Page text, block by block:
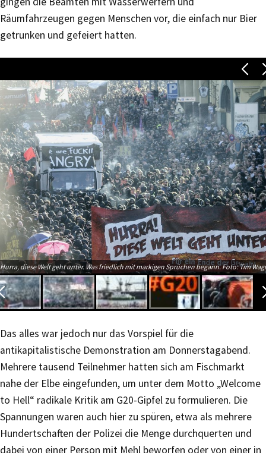
Räumfahrzeugen gegen Menschen vor, die einfach nur Bier
getrunken und gefeiert hatten.
Hurra, diese Welt geht unter. Was friedlich mit markigen Sprüchen begann. Foto: Tim
Das alles war jedoch nur das Vorspiel für die
antikapitalistische Demonstration am Donnerstagabend.
Mehrere tausend Teilnehmer hatten sich am Fischmarkt
nahe der Elbe eingefunden, um unter dem Motto „Welcome
to Hell“ radikale Kritik am G20-Gipfel zu formulieren. Die
Spannungen waren auch hier zu spüren, etwa als mehrere
Hundertschaften der Polizei die Menge durchquerten und
dabei von einer Person mit Mehl beworfen oder von einer in